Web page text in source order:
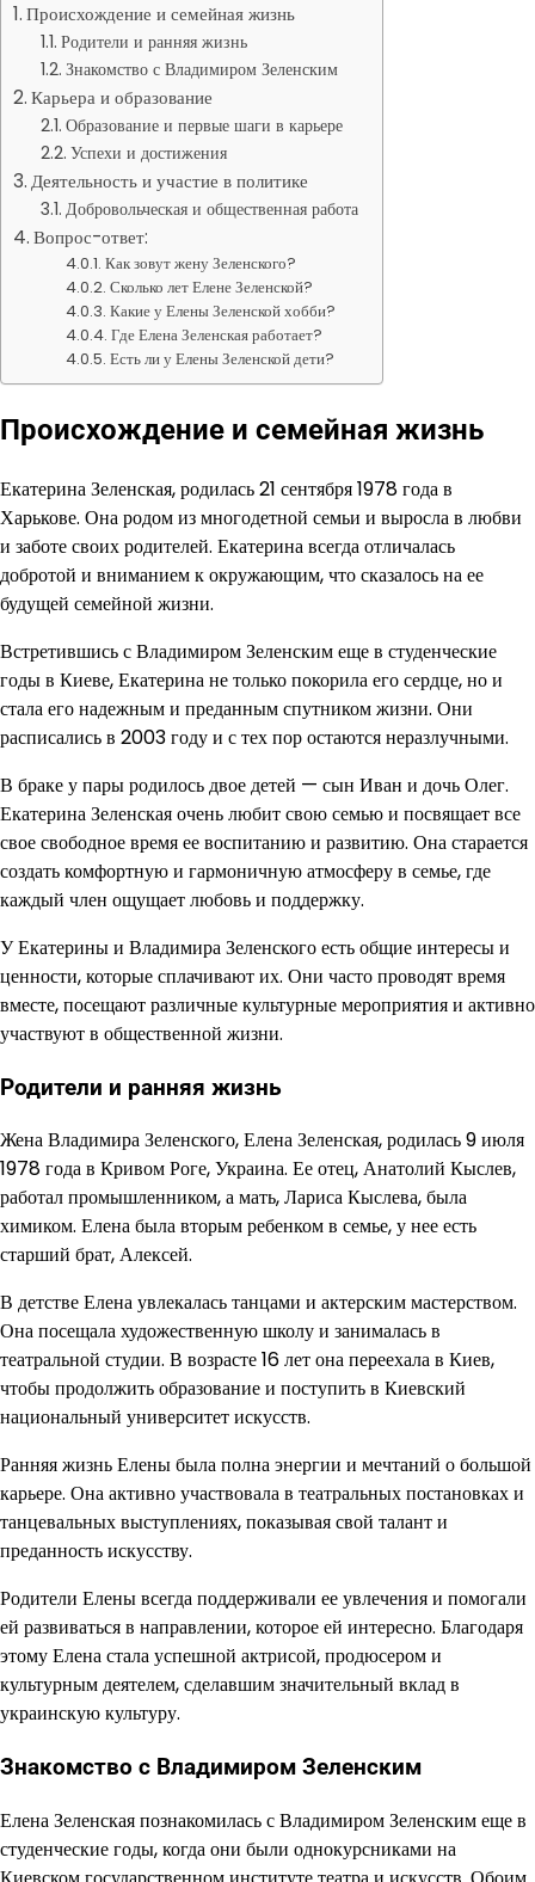
Происхождение и семейная жизнь
Родители и ранняя жизнь
Знакомство с Владимиром Зеленским
Карьера и образование
Образование и первые шаги в карьере
Успехи и достижения
Деятельность и участие в политике
Добровольческая и общественная работа
Вопрос-ответ:
Как зовут жену Зеленского?
Сколько лет Елене Зеленской?
Какие у Елены Зеленской хобби?
Где Елена Зеленская работает?
Есть ли у Елены Зеленской дети?
Происхождение и семейная жизнь
Екатерина Зеленская, родилась 21 сентября 1978 года в
Харькове. Она родом из многодетной семьи и выросла в любви
и заботе своих родителей. Екатерина всегда отличалась
добротой и вниманием к окружающим, что сказалось на ее
будущей семейной жизни.
Встретившись с Владимиром Зеленским еще в студенческие
годы в Киеве, Екатерина не только покорила его сердце, но и
стала его надежным и преданным спутником жизни. Они
расписались в 2003 году и с тех пор остаются неразлучными.
В браке у пары родилось двое детей — сын Иван и дочь Олег.
Екатерина Зеленская очень любит свою семью и посвящает все
свое свободное время ее воспитанию и развитию. Она старается
создать комфортную и гармоничную атмосферу в семье, где
каждый член ощущает любовь и поддержку.
У Екатерины и Владимира Зеленского есть общие интересы и
ценности, которые сплачивают их. Они часто проводят время
вместе, посещают различные культурные мероприятия и активно
участвуют в общественной жизни.
Родители и ранняя жизнь
Жена Владимира Зеленского, Елена Зеленская, родилась 9 июля
1978 года в Кривом Роге, Украина. Ее отец, Анатолий Кыслев,
работал промышленником, а мать, Лариса Кыслева, была
химиком. Елена была вторым ребенком в семье, у нее есть
старший брат, Алексей.
В детстве Елена увлекалась танцами и актерским мастерством.
Она посещала художественную школу и занималась в
театральной студии. В возрасте 16 лет она переехала в Киев,
чтобы продолжить образование и поступить в Киевский
национальный университет искусств.
Ранняя жизнь Елены была полна энергии и мечтаний о большой
карьере. Она активно участвовала в театральных постановках и
танцевальных выступлениях, показывая свой талант и
преданность искусству.
Родители Елены всегда поддерживали ее увлечения и помогали
ей развиваться в направлении, которое ей интересно. Благодаря
этому Елена стала успешной актрисой, продюсером и
культурным деятелем, сделавшим значительный вклад в
украинскую культуру.
Знакомство с Владимиром Зеленским
Елена Зеленская познакомилась с Владимиром Зеленским еще в
студенческие годы, когда они были однокурсниками на